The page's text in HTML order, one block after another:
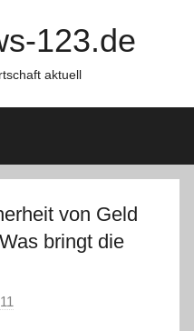
123.de
aktuell
von Geld
bringt die